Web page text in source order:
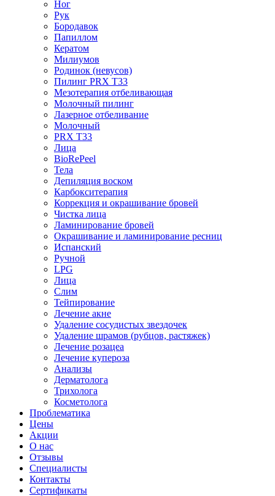
Ног
Рук
Бородавок
Папиллом
Кератом
Милиумов
Родинок (невусов)
Пилинг PRX T33
Мезотерапия отбеливающая
Молочный пилинг
Лазерное отбеливание
Молочный
PRX T33
Лица
BioRePeel
Тела
Депиляция воском
Карбокситерапия
Коррекция и окрашивание бровей
Чистка лица
Ламинирование бровей
Окрашивание и ламинирование ресниц
Испанский
Ручной
LPG
Лица
Слим
Тейпирование
Лечение акне
Удаление сосудистых звездочек
Удаление шрамов (рубцов, растяжек)
Лечение розацеа
Лечение купероза
Анализы
Дерматолога
Трихолога
Косметолога
Проблематика
Цены
Акции
О нас
Отзывы
Cпециалисты
Контакты
Сертификаты